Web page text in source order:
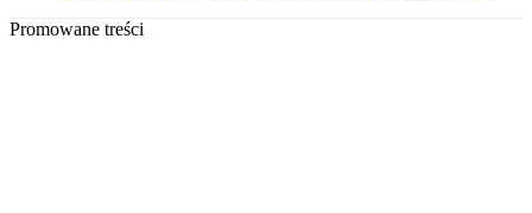
Promowane treści